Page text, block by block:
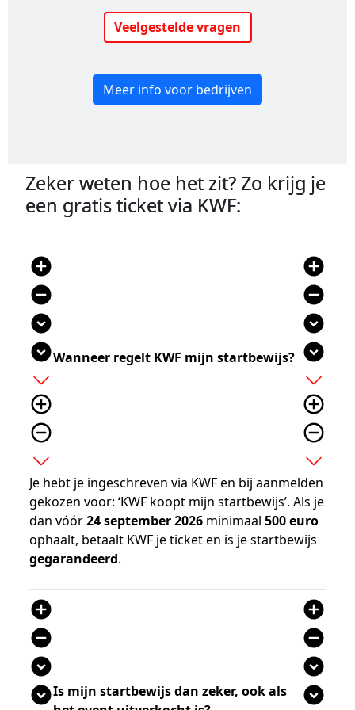
Veelgestelde vragen
Meer info voor bedrijven
Zeker weten hoe het zit? Zo krijg je
een gratis ticket via KWF:
add_circle
remove_circle
expand_circle_down
expand_circle_down
add
add_circle_outline
remove_circle_outline
expand_more
Wanneer regelt KWF mijn startbewijs?
add_circle
remove_circle
expand_circle_down
expand_circle_down
add
add_circle_outline
remove_circle_outline
expand_more
Je hebt je ingeschreven via KWF en bij aanmelden
gekozen voor: ‘KWF koopt mijn startbewijs’. Als je
dan vóór24 september 2026 minimaal 500 euro
ophaalt, betaalt KWF je ticket en is je startbewijs
gegarandeerd.
add_circle
remove_circle
expand_circle_down
expand_circle_downIs mijn startbewijs dan zeker, ook als
add_circle
remove_circle
expand_circle_down
expand_circle_down